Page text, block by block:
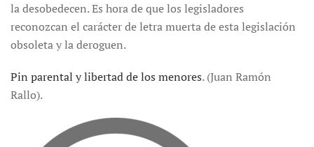
la desobedecen. Es hora de que los legisladores
reconozcan el carácter de letra muerta de esta legislación
obsoleta y la deroguen.
Pin parental y libertad de los menores. (Juan Ramón
Rallo).